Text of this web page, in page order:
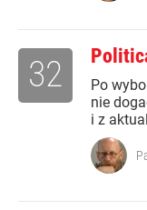
Po
nie
i z
32